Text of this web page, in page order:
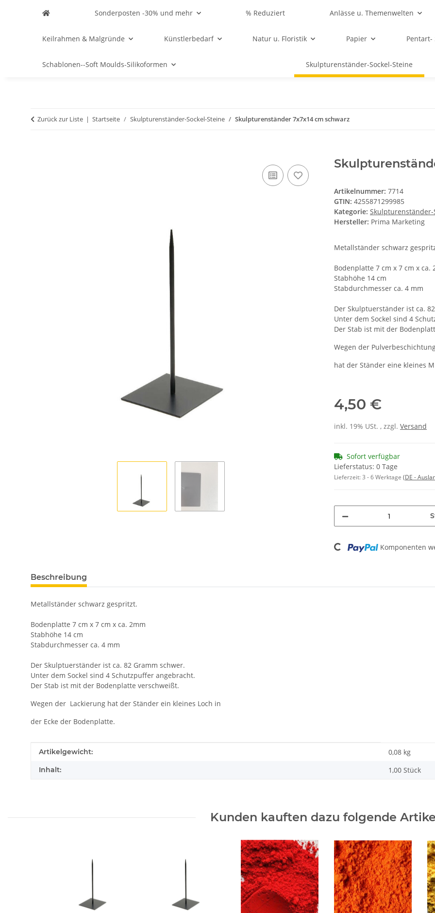
Sonderposten -30% und mehr % Reduziert Anlässe u. Themenwelten
Keilrahmen & Malgründe Künstlerbedarf Natur u. Floristik Papier Pentart-
Schablonen--Soft Moulds-Silikoformen Skulpturenständer-Sockel-Steine
Zurück zur Liste Startseite Skulpturenständer-Sockel-Steine Skulpturenständer 7x7x14 cm schwarz
Artikelnummer: 7714
GTIN: 4255871299985
Kategorie: Skulpturenständer-
Hersteller: Prima Marketing
Metallständer schwarz
Bodenplatte 7 cm x 7 cm x ca.
Stabhöhe 14 cm
Stabdurchmesser ca. 4 mm
Der Skulptuerständer ist ca.
Unter dem Sockel sind 4
Der Stab ist mit der
Wegen der
hat der Ständer eine kleines
4,50 €
inkl. 19% USt. , zzgl. Versand
Sofort verfügbar
Lieferstatus: 0 Tage
Lieferzeit:3 - 6 Werktage (DE -
Loading... Komponenten
Beschreibung
Metallständer schwarz gespritzt.
Bodenplatte 7 cm x 7 cm x ca. 2mm
Stabhöhe 14 cm
Stabdurchmesser ca. 4 mm
Der Skulptuerständer ist ca. 82 Gramm schwer.
Unter dem Sockel sind 4 Schutzpuffer angebracht.
Der Stab ist mit der Bodenplatte verschweißt.
Wegen der Lackierung hat der Ständer ein kleines Loch in
der Ecke der Bodenplatte.
Produkteigenschaft
Wert
Artikelgewicht: 0,08 kg
Inhalt: 1,00 Stück
Kunden kauften dazu folgende